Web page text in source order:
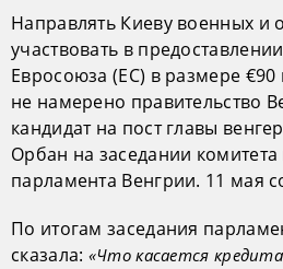
Направлять Киеву военных и
участвовать в
Евросоюза (ЕС) в размере €90
не намерено правительство
кандидат на пост главы
Орбан на заседании
парламента Венгрии. 11 мая
По итогам заседания
сказала: «Что касается